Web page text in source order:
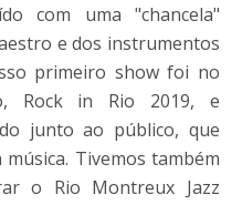
com uma "chancela"
e dos instrumentos
primeiro show foi no
Rock in Rio 2019, e
junto ao público, que
Tivemos também
o Rio Montreux Jazz